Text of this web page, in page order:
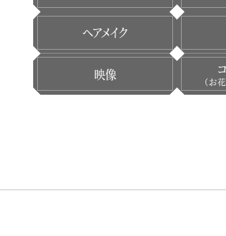
ヘアメイク
映像 （お